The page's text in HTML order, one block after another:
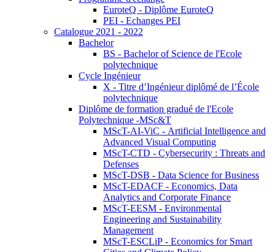
EuroteQ - Diplôme EuroteQ
PEI - Echanges PEI
Catalogue 2021 - 2022
Bachelor
BS - Bachelor of Science de l'Ecole
polytechnique
Cycle Ingénieur
X - Titre d’Ingénieur diplômé de l’École
polytechnique
Diplôme de formation gradué de l'Ecole
Polytechnique -MSc&T
MScT-AI-ViC - Artificial Intelligence and
Advanced Visual Computing
MScT-CTD - Cybersecurity : Threats and
Defenses
MScT-DSB - Data Science for Business
MScT-EDACF - Economics, Data
Analytics and Corporate Finance
MScT-EESM - Environmental
Engineering and Sustainability
Management
MScT-ESCLiP - Economics for Smart